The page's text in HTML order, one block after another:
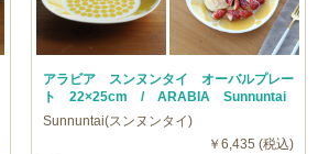
アラビア スンヌンタイ オーバルプレー
ト 22×25cm / ARABIA Sunnuntai
Sunnuntai(スンヌンタイ)
￥6,435 (税込)